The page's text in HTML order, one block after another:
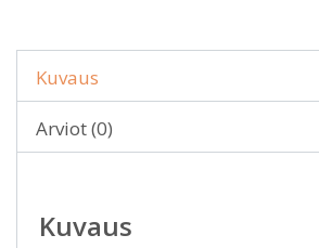
Kuvaus
Arviot (0)
Kuvaus